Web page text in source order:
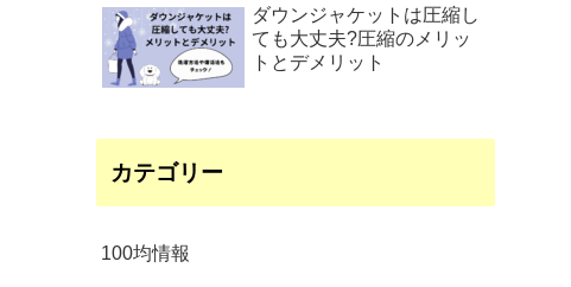
ダウンジャケットは圧縮し
ても大丈夫?圧縮のメリッ
トとデメリット
カテゴリー
100均情報